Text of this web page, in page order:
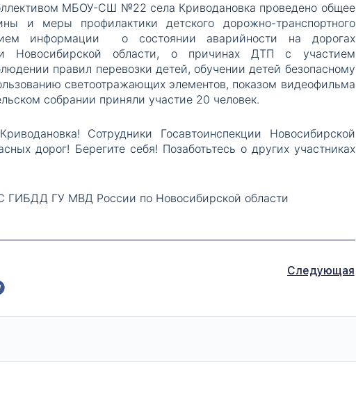
МБОУ-СШ №22 села Криводановка проведено общее
и меры профилактики детского дорожно-транспортного
информации о состоянии аварийности на дорогах
и Новосибирской области, о причинах ДТП с участием
правил перевозки детей, обучении детей безопасному
светоотражающих элементов, показом видеофильма
собрании приняли участие 20 человек.
Сотрудники Госавтоинспекции Новосибирской
дорог! Берегите себя! Позаботьтесь о других участниках
ГИБДД ГУ МВД России по Новосибирской области
Следующая